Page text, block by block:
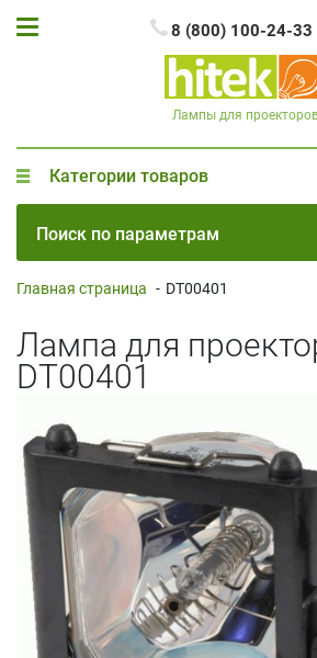
8 (800) 100-24-33
Лампы для
Категории товаров
Поиск по параметрам
Главная страница - DT00401
Лампа для
DT00401